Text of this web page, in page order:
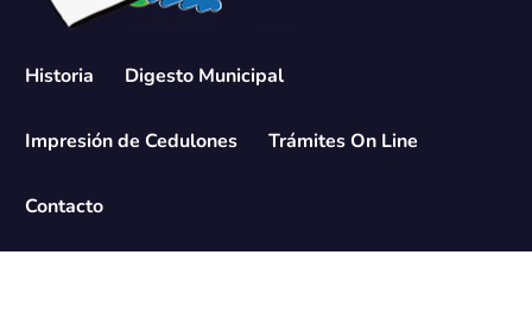
Historia Digesto Municipal
Impresión de Cedulones Trámites On Line
Contacto